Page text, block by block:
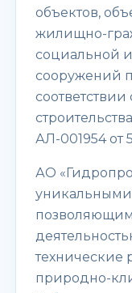
объектов,
жилищно-
социальной
сооружений
АЛ-001954 от
АО
технические
природно-